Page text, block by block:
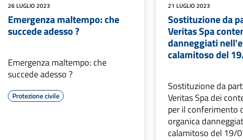
26 LUGLIO 2023
Emergenza maltempo: che
succede adesso ?
Emergenza maltempo: che
succede adesso ?
Protezione civile
21 LUGLIO 2023
Sostituzione da
Veritas Spa
danneggiati
calamitoso del
Sostituzione da
Veritas Spa dei
per il conferimento
organica
calamitoso del 19/